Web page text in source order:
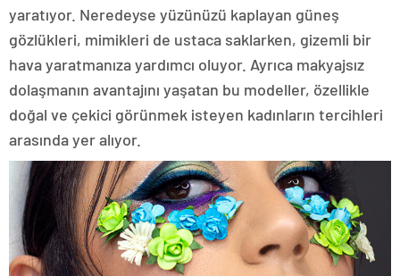
yaratıyor. Neredeyse yüzünüzü kaplayan güneş
gözlükleri, mimikleri de ustaca saklarken, gizemli bir
hava yaratmanıza yardımcı oluyor. Ayrıca makyajsız
dolaşmanın avantajını yaşatan bu modeller, özellikle
doğal ve çekici görünmek isteyen kadınların tercihleri
arasında yer alıyor.